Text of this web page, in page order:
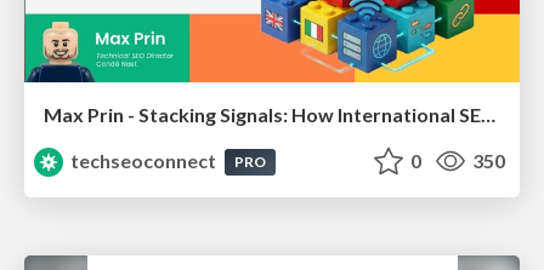
Max Prin - Stacking Signals: How International SEO Comes Together (And Falls Apart)
techseoconnect
PRO 0 350